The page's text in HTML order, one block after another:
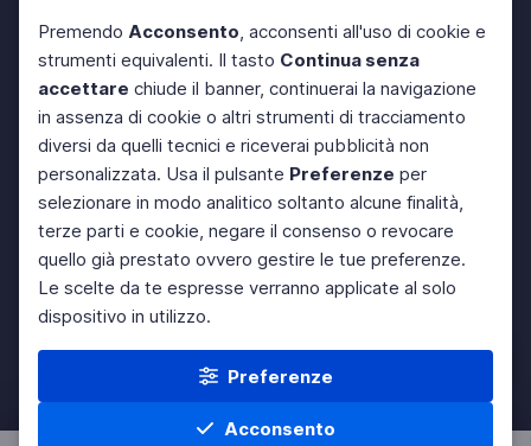
Premendo Acconsento, acconsenti all'uso di cookie e
strumenti equivalenti. Il tasto Continua senza
accettare chiude il banner, continuerai la navigazione
in assenza di cookie o altri strumenti di tracciamento
diversi da quelli tecnici e riceverai pubblicità non
personalizzata. Usa il pulsante Preferenze per
selezionare in modo analitico soltanto alcune finalità,
terze parti e cookie, negare il consenso o revocare
quello già prestato ovvero gestire le tue preferenze.
Le scelte da te espresse verranno applicate al solo
dispositivo in utilizzo.
Preferenze
Acconsento